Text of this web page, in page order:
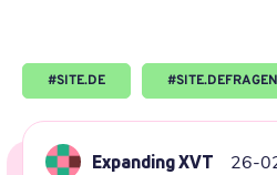
#SITE.DE #SITE.DEFRAGEN
Expanding XVT 26-